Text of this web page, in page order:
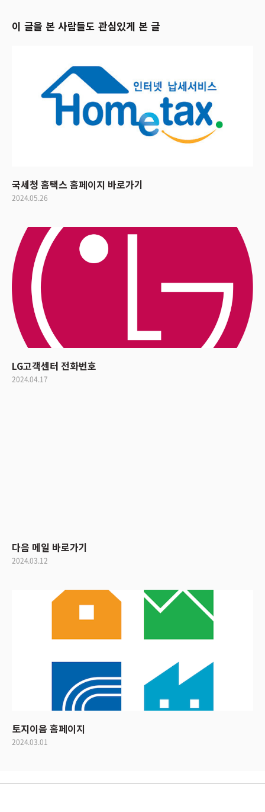
이 글을 본 사람들도 관심있게 본 글
국세청 홈택스 홈페이지 바로가기
2024.05.26
LG고객센터 전화번호
2024.04.17
다음 메일 바로가기
2024.03.12
토지이음 홈페이지
2024.03.01